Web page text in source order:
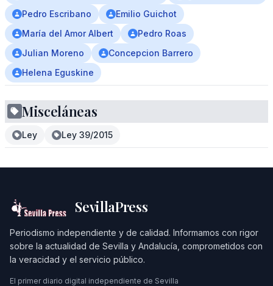
Pedro Escribano
Emilio Guichot
María del Amor Albert
Pedro Roas
Julian Moreno
Concepcion Barrero
Helena Eguskine
Misceláneas
Ley Ley 39/2015
SevillaPress
Periodismo independiente y de calidad. Informamos con rigor
sobre la actualidad de Sevilla y Andalucía, comprometidos con
la veracidad y el servicio público.
El primer diario digital independiente de Sevilla